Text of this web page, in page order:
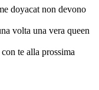
doyacat non devono
volta una vera queen
te alla prossima